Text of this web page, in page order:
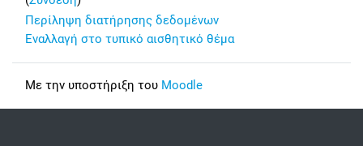
Περίληψη διατήρησης δεδομένων
Εναλλαγή στο τυπικό αισθητικό θέμα
Με την υποστήριξη του Moodle